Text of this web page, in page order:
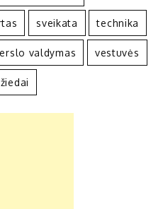
sveikata technika
valdymas vestuvės
žiedai